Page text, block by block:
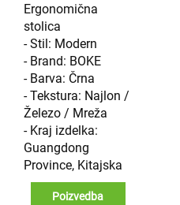
Ergonomična
stolica
- Stil: Modern
- Brand: BOKE
- Barva: Črna
- Tekstura: Najlon /
Železo / Mreža
- Kraj izdelka:
Guangdong
Province, Kitajska
Poizvedba